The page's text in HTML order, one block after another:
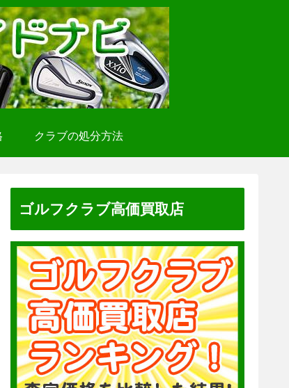
クラブの処分方法
ゴルフクラブ高価買取店